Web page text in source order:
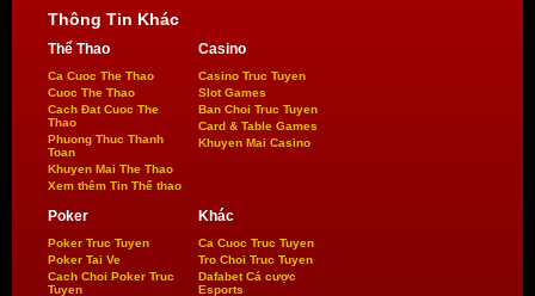
Thông Tin Khác
Thể Thao
Ca Cuoc The Thao
Cuoc The Thao
Cach Đat Cuoc The
Thao
Phuong Thuc Thanh
Toan
Khuyen Mai The Thao
Xem thêm Tin Thể thao
Casino
Casino Truc Tuyen
Slot Games
Ban Choi Truc Tuyen
Card & Table Games
Khuyen Mai Casino
Poker
Poker Truc Tuyen
Poker Tai Ve
Cach Choi Poker Truc
Tuyen
Khác
Ca Cuoc Truc Tuyen
Tro Choi Truc Tuyen
Dafabet Cá cược
Esports